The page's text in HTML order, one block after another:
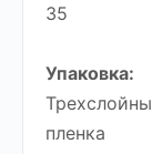
35
Упаковка:
пленка